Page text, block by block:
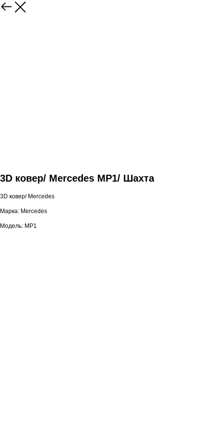
3D ковер/ Mercedes MP1/ Шахта
3D ковер/ Mercedes
Марка: Mercedes
Модель: MP1